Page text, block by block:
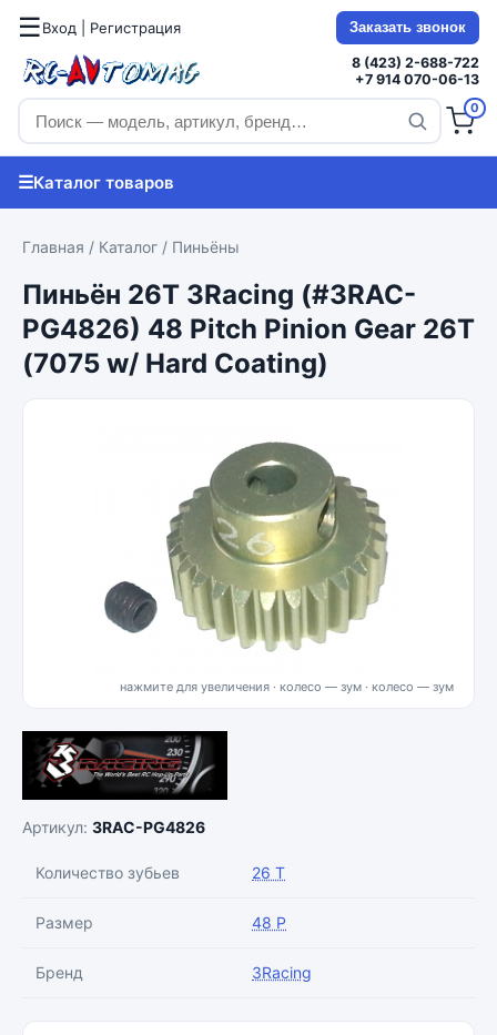
☰Вход | Регистрация Заказать звонок
8 (423) 2-688-722
+7 914 070-06-13
0
☰Каталог товаров
Главная / Каталог / Пиньёны
Пиньён 26T 3Racing (#3RAC-
PG4826) 48 Pitch Pinion Gear 26T
(7075 w/ Hard Coating)
нажмите для увеличения · колесо — зум
Артикул: 3RAC-PG4826
Количество зубьев 26 T
Размер 48 P
Бренд 3Racing